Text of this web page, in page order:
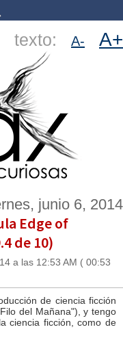
texto: A- A+
junio 6, 2014
Edge of
de 10)
a las 12:53 AM ( 00:53
de ciencia ficción
del Mañana"), y tengo
ciencia ficción, como de